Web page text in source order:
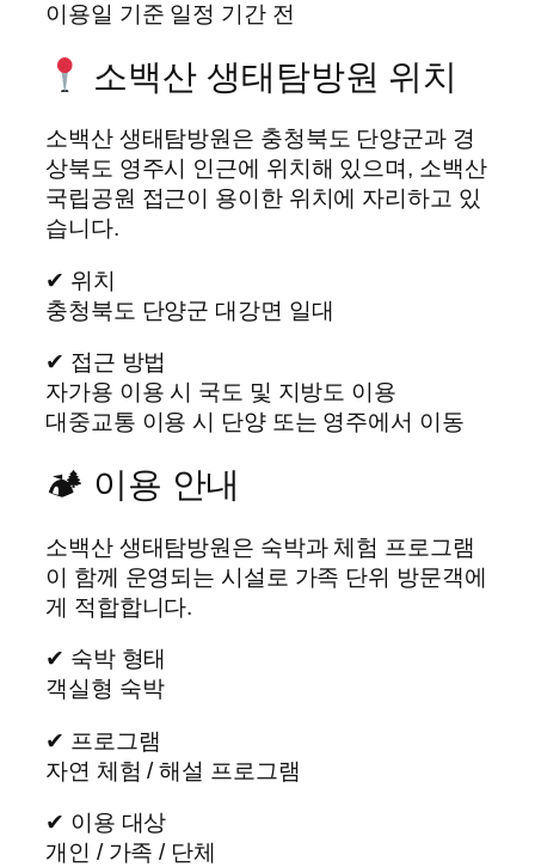
이용일 기준 일정 기간 전
소백산 생태탐방원 위치
소백산 생태탐방원은 충청북도 단양군과 경
상북도 영주시 인근에 위치해 있으며, 소백산
국립공원 접근이 용이한 위치에 자리하고 있
습니다.
✔ 위치
충청북도 단양군 대강면 일대
✔ 접근 방법
자가용 이용 시 국도 및 지방도 이용
대중교통 이용 시 단양 또는 영주에서 이동
🏕 이용 안내
소백산 생태탐방원은 숙박과 체험 프로그램
이 함께 운영되는 시설로 가족 단위 방문객에
게 적합합니다.
✔ 숙박 형태
객실형 숙박
✔ 프로그램
자연 체험 / 해설 프로그램
✔ 이용 대상
개인 / 가족 / 단체